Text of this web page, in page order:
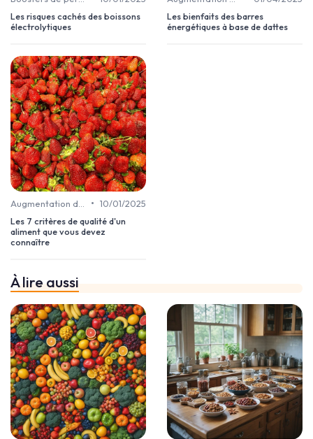
Les risques cachés des boissons
électrolytiques
Les bienfaits des barres
énergétiques à base de dattes
• 10/01/2025
Les 7 critères de qualité d'un
aliment que vous devez
connaître
À lire aussi